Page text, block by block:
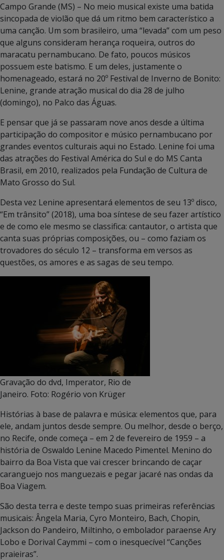
Campo Grande (MS) – No meio musical existe uma batida
sincopada de violão que dá um ritmo bem característico a
uma canção. Um som brasileiro, uma “levada” com um peso
que alguns consideram herança roqueira, outros do
maracatu pernambucano. De fato, poucos músicos
possuem este batismo. E um deles, justamente o
homenageado, estará no 20º Festival de Inverno de Bonito:
Lenine, grande atração musical do dia 28 de julho
(domingo), no Palco das Águas.
E pensar que já se passaram nove anos desde a última
participação do compositor e músico pernambucano por
grandes eventos culturais aqui no Estado. Lenine foi uma
das atrações do Festival América do Sul e do MS Canta
Brasil, em 2010, realizados pela Fundação de Cultura de
Mato Grosso do Sul.
Desta vez Lenine apresentará elementos de seu 13º disco,
“Em trânsito” (2018), uma boa síntese de seu fazer artístico
e de como ele mesmo se classifica: cantautor, o artista que
canta suas próprias composições, ou – como faziam os
trovadores do século 12 – transforma em versos as
questões, os amores e as sagas de seu tempo.
Gravação do dvd, Imperator, Rio de
Janeiro. Foto: Rogério von Krüger
Histórias à base de palavra e música: elementos que, para
ele, andam juntos desde sempre. Ou melhor, desde o berço,
no Recife, onde começa – em 2 de fevereiro de 1959 – a
história de Oswaldo Lenine Macedo Pimentel. Menino do
bairro da Boa Vista que vai crescer brincando de caçar
caranguejo nos manguezais e pegar jacaré nas ondas da
Boa Viagem.
São desta terra e deste tempo suas primeiras referências
musicais: Ângela Maria, Cyro Monteiro, Bach, Chopin,
Jackson do Pandeiro, Miltinho, o embolador paraense Ary
Lobo e Dorival Caymmi – com o inesquecível “Canções
praieiras”.